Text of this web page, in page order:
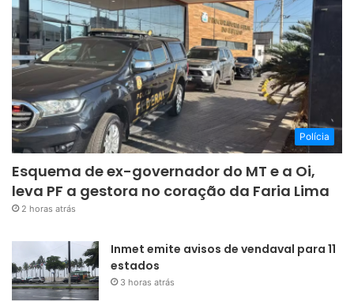
Polícia
Esquema de ex-governador do MT e a Oi,
leva PF a gestora no coração da Faria Lima
2 horas atrás
Inmet emite avisos de vendaval para 11
estados
3 horas atrás